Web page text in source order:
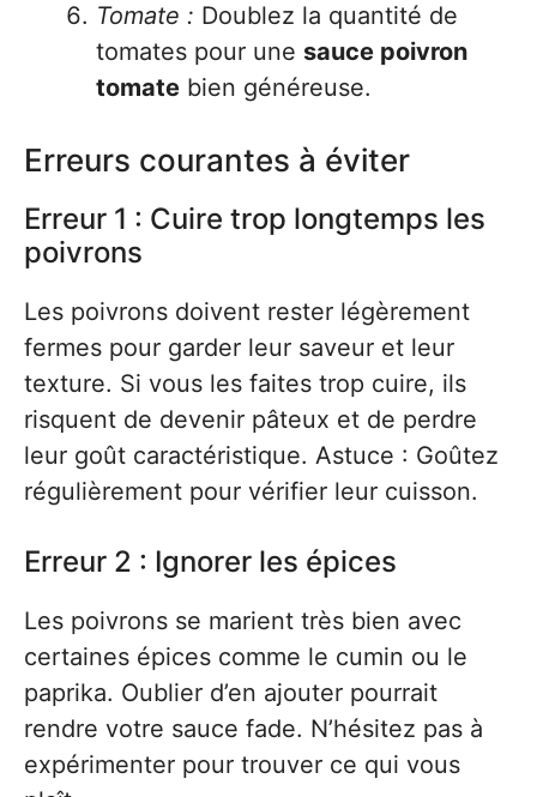
Tomate : Doublez la quantité de
tomates pour une sauce poivron
tomate bien généreuse.
Erreurs courantes à éviter
Erreur 1 : Cuire trop longtemps les
poivrons
Les poivrons doivent rester légèrement
fermes pour garder leur saveur et leur
texture. Si vous les faites trop cuire, ils
risquent de devenir pâteux et de perdre
leur goût caractéristique. Astuce : Goûtez
régulièrement pour vérifier leur cuisson.
Erreur 2 : Ignorer les épices
Les poivrons se marient très bien avec
certaines épices comme le cumin ou le
paprika. Oublier d’en ajouter pourrait
rendre votre sauce fade. N’hésitez pas à
expérimenter pour trouver ce qui vous